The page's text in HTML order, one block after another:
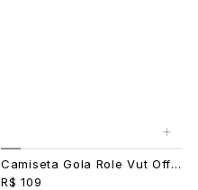
+
Camiseta Gola Role Vut Off-White
R$ 109